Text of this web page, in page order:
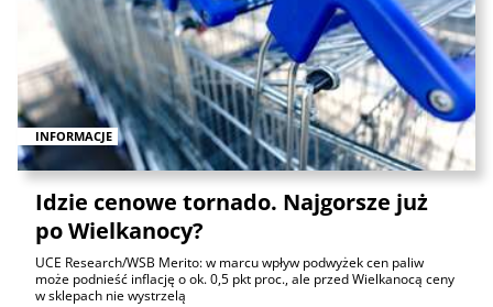
INFORMACJE
Idzie cenowe tornado. Najgorsze już
po Wielkanocy?
UCE Research/WSB Merito: w marcu wpływ podwyżek cen paliw
może podnieść inflację o ok. 0,5 pkt proc., ale przed Wielkanocą ceny
w sklepach nie wystrzelą